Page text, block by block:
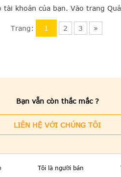
khoản của bạn. Vào trang
Trang: 1 2 3 »
Bạn vẫn còn thắc mắc ?
LIÊN HỆ VỚI CHÚNG TÔI
Tôi là người bán